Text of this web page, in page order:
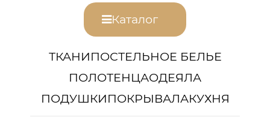
Каталог
ТКАНИПОСТЕЛЬНОЕ БЕЛЬЕ
ПОЛОТЕНЦАОДЕЯЛА
ПОДУШКИПОКРЫВАЛАКУХНЯ